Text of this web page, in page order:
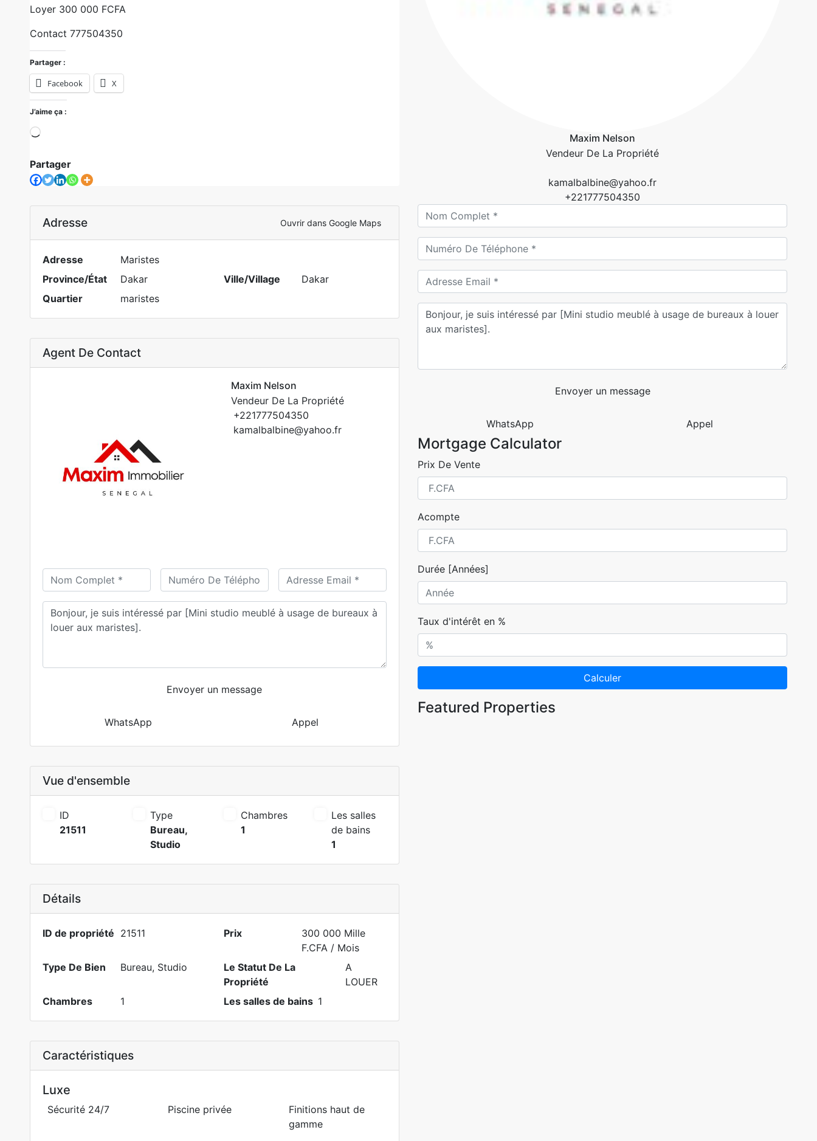
Loyer 300 000 FCFA
Contact 777504350
Partager :
Facebook X
J’aime ça :
Chargement…
Partager
Adresse Ouvrir dans Google Maps
Adresse
Maristes
Province/État
Dakar Ville/Village
Dakar
Quartier
maristes
Agent De Contact
Maxim Nelson
Vendeur De La Propriété
+221777504350
kamalbalbine@yahoo.fr
Envoyer un message
WhatsApp Appel
Vue d'ensemble
ID
21511
Type
Bureau,
Studio
Chambres
1
Les salles
de bains
1
Détails
ID de propriété 21511 Prix
300 000 Mille
F.CFA / Mois
Type De Bien
Bureau, Studio
Le Statut De La
Propriété
A
LOUER
Chambres
1 Les salles de bains 1
Caractéristiques
Luxe
Sécurité 24/7 Piscine privée
Finitions haut de
gamme
Maxim Nelson
Vendeur De La Propriété
kamalbalbine@yahoo.fr
+221777504350
Envoyer un message
WhatsApp Appel
Mortgage Calculator
Prix De Vente
Acompte
Durée [Années]
Taux d'intérêt en %
Calculer
Featured Properties